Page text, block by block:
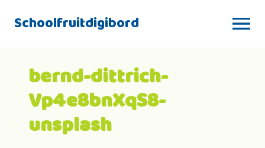
Schoolfruitdigibord
bernd-dittrich-
Vp4e8bnXqS8-
unsplash